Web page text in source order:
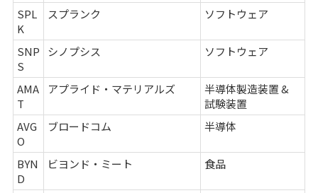
SPL
K
スプランク ソフトウェア
SNP
S
シノプシス ソフトウェア
AMA
T
アプライド・マテリアルズ
半導体製造装置 &
試験装置
AVG
O
ブロードコム 半導体
BYN
D
ビヨンド・ミート 食品